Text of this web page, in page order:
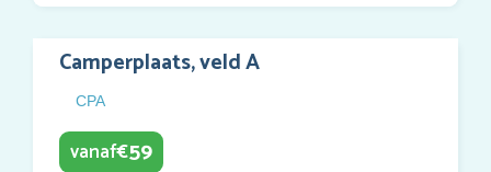
Camperplaats, veld A
CPA
vanaf€59